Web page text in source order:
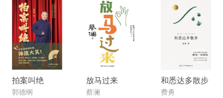
色。有所读而有所写，就是这里上中下三册几十万字
的文章了。
【推荐语】
读书是件乐事，藏书更是一件乐事。但这种乐趣不是
人人可以获得，也不是随时随地可以招来即是的。学
问家的读书，抱着“卷有益”的野心，估量着书中每一
个字的价值而定取舍，这是在物，而不是读书。版本
拍案叫绝
郭德纲
放马过来
蔡澜
和悉达多散步
费勇